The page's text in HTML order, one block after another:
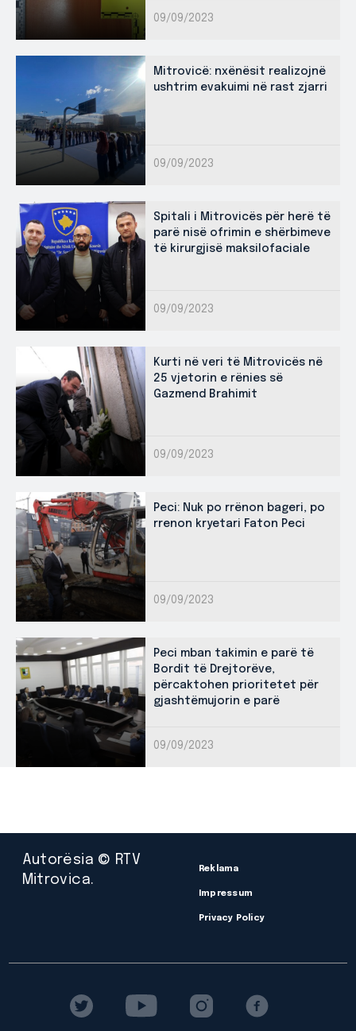
09/09/2023
Mitrovicë: nxënësit realizojnë
ushtrim evakuimi në rast zjarri
09/09/2023
Spitali i Mitrovicës për herë të
parë nisë ofrimin e shërbimeve
të kirurgjisë maksilofaciale
09/09/2023
Kurti në veri të Mitrovicës në
25 vjetorin e rënies së
Gazmend Brahimit
09/09/2023
Peci: Nuk po rrënon bageri, po
rrenon kryetari Faton Peci
09/09/2023
Peci mban takimin e parë të
Bordit të Drejtorëve,
përcaktohen prioritetet për
gjashtëmujorin e parë
09/09/2023
Autorësia © RTV
Mitrovica.
Reklama
Impressum
Privacy Policy